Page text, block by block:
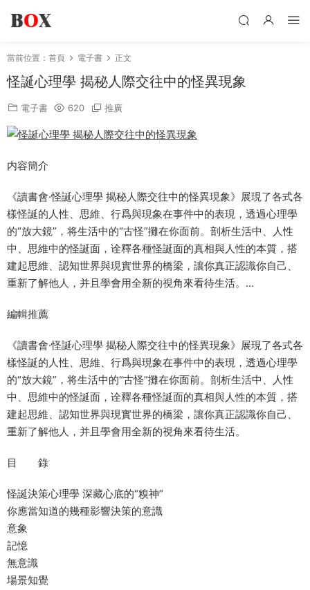
當前位置： 首頁 電子書 正文
怪誕心理學 揭秘人際交往中的怪異現象
電子書 620 推廣
内容簡介
《讀書會·怪誕心理學 揭秘人際交往中的怪異現象》展現了各式各
樣怪誕的人性、思維、行爲與現象在事件中的表現，透過心理學
的“放大鏡”，将生活中的“古怪”攤在你面前。剖析生活中、人性
中、思維中的怪誕面，诠釋各種怪誕面的真相與人性的本質，搭
建起思維、認知世界與現實世界的橋梁，讓你真正認識你自己、
重新了解他人，并且學會用全新的視角來看待生活。…
編輯推薦
《讀書會·怪誕心理學 揭秘人際交往中的怪異現象》展現了各式各
樣怪誕的人性、思維、行爲與現象在事件中的表現，透過心理學
的“放大鏡”，将生活中的“古怪”攤在你面前。剖析生活中、人性
中、思維中的怪誕面，诠釋各種怪誕面的真相與人性的本質，搭
建起思維、認知世界與現實世界的橋梁，讓你真正認識你自己、
重新了解他人，并且學會用全新的視角來看待生活。
目 錄
怪誕決策心理學 深藏心底的“糗神”
你應當知道的幾種影響決策的意識
意象
記憶
無意識
場景知覺